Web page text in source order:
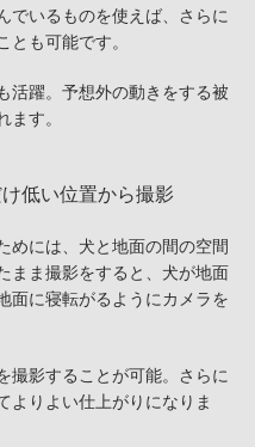
でいるものを使えば、さらに
も可能です。
活躍。予想外の動きをする被
ます。
低い位置から撮影
めには、犬と地面の間の空間
まま撮影をすると、犬が地面
面に寝転がるようにカメラを
撮影することが可能。さらに
よりよい仕上がりになりま